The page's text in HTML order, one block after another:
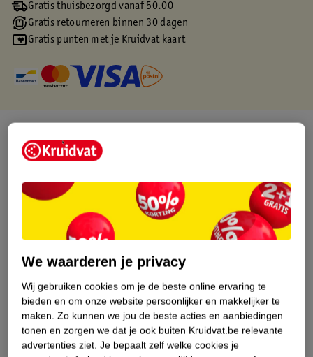
Gratis thuisbezorgd vanaf 50.00
Gratis retourneren binnen 30 dagen
Gratis punten met je Kruidvat kaart
Productinformatie
Etiketinformatie
Dit product heeft (nog) geen Nature
Impact Score.
Meer informatie
Bestel & Bezorginformatie
We waarderen je privacy
Wij gebruiken cookies om je de beste online ervaring te
bieden en om onze website persoonlijker en makkelijker te
maken. Zo kunnen we jou de beste acties en aanbiedingen
tonen en zorgen we dat je ook buiten Kruidvat.be relevante
advertenties ziet. Je bepaalt zelf welke cookies je